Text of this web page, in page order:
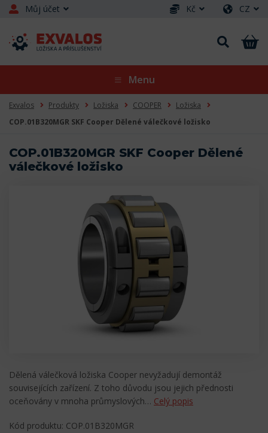
Můj účet Kč CZ
Menu
Exvalos Produkty Ložiska COOPER
Ložiska
COP.01B320MGR SKF Cooper Dělené válečkové ložisko
COP.01B320MGR SKF Cooper Dělené
válečkové ložisko
Dělená válečková ložiska Cooper nevyžadují demontáž
souvisejících zařízení. Z toho důvodu jsou jejich přednosti
oceňovány v mnoha průmyslových… Celý popis
Kód produktu: COP.01B320MGR